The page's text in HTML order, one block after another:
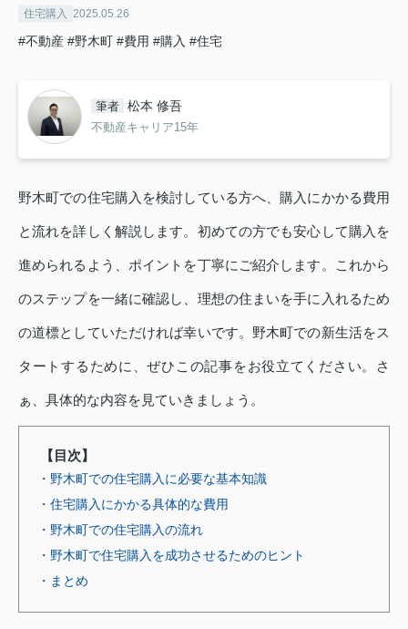
住宅購入 2025.05.26
#不動産 #野木町 #費用 #購入 #住宅
筆者 松本 修吾
不動産キャリア15年
野木町での住宅購入を検討している方へ、購入にかかる費用
と流れを詳しく解説します。初めての方でも安心して購入を
進められるよう、ポイントを丁寧にご紹介します。これから
のステップを一緒に確認し、理想の住まいを手に入れるため
の道標としていただければ幸いです。野木町での新生活をス
タートするために、ぜひこの記事をお役立てください。さ
ぁ、具体的な内容を見ていきましょう。
【目次】
・野木町での住宅購入に必要な基本知識
・住宅購入にかかる具体的な費用
・野木町での住宅購入の流れ
・野木町で住宅購入を成功させるためのヒント
・まとめ